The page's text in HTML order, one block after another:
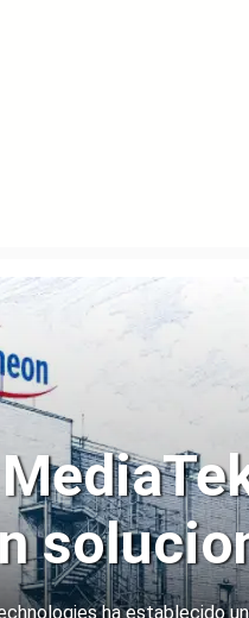
ha establecido